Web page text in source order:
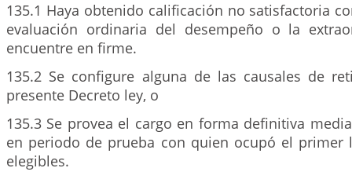
135.1 Haya obtenido calificación no satisfactoria
evaluación ordinaria del desempeño o la
encuentre en firme.
135.2 Se configure alguna de las causales de
presente Decreto ley, o
135.3 Se provea el cargo en forma definitiva
en periodo de prueba con quien ocupó el primer
elegibles.